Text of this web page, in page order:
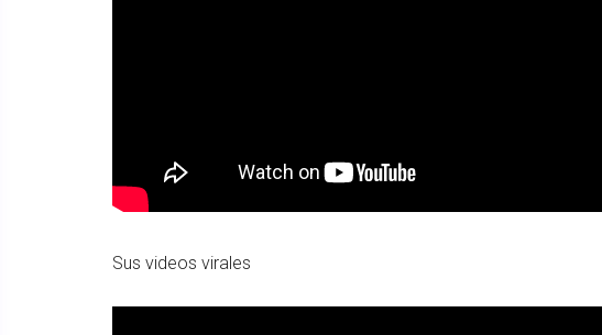
Sus videos virales